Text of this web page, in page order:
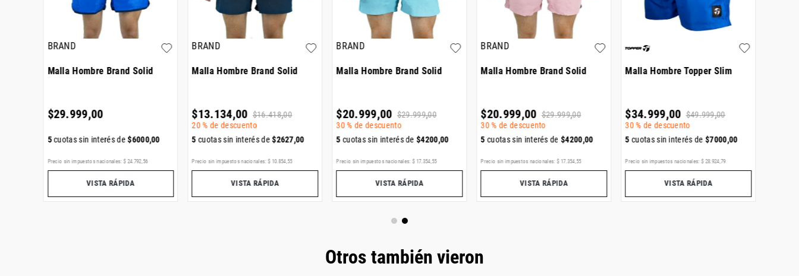
BRAND
Malla Hombre Brand Solid
$29.999,00
5cuotas sin interés de$6000,00
Precio sin impuestos nacionales: $ 24.792 56
VISTA RÁPIDA
BRAND
Malla Hombre Brand Solid
$13.134,00 $16.418,00
20 % de descuento
5cuotas sin interés de$2627,00
Precio sin impuestos nacionales: $ 10 .854 55
VISTA RÁPIDA
BRAND
Malla Hombre Brand Solid
$20.999,00 $29.999,00
30 % de descuento
5cuotas sin interés de$4200,00
Precio sin impuestos nacionales: $ 17. 354, 55
VISTA RÁPIDA
BRAND
Malla Hombre Brand Solid
$20.999,00 $29.999,00
30 % de descuento
5cuotas sin interés de$4200,00
Precio sin impuestos nacionales: $ 17. 354, 55
VISTA RÁPIDA
Malla Hombre Topper Slim
$34.999,00 $49.999,00
30 % de descuento
5cuotas sin interés de$7000,00
Precio sin impuestos nacionales: $ 28. 924,79
VISTA RÁPIDA
Otros también vieron